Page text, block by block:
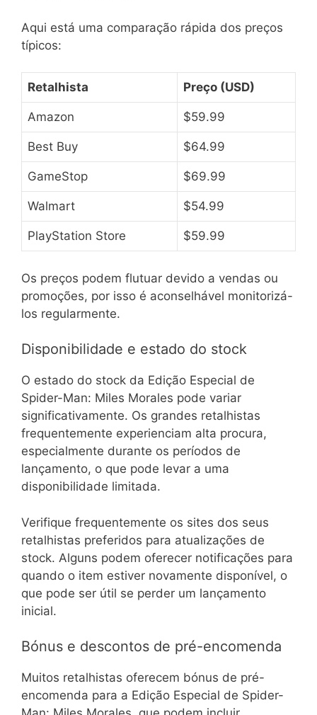
Aqui está uma comparação rápida dos preços
típicos:
Retalhista Preço (USD)
Amazon $59.99
Best Buy $64.99
GameStop $69.99
Walmart $54.99
PlayStation Store $59.99
Os preços podem flutuar devido a vendas ou
promoções, por isso é aconselhável monitorizá-
los regularmente.
Disponibilidade e estado do stock
O estado do stock da Edição Especial de
Spider-Man: Miles Morales pode variar
significativamente. Os grandes retalhistas
frequentemente experienciam alta procura,
especialmente durante os períodos de
lançamento, o que pode levar a uma
disponibilidade limitada.
Verifique frequentemente os sites dos seus
retalhistas preferidos para atualizações de
stock. Alguns podem oferecer notificações para
quando o item estiver novamente disponível, o
que pode ser útil se perder um lançamento
inicial.
Bónus e descontos de pré-encomenda
Muitos retalhistas oferecem bónus de pré-
encomenda para a Edição Especial de Spider-